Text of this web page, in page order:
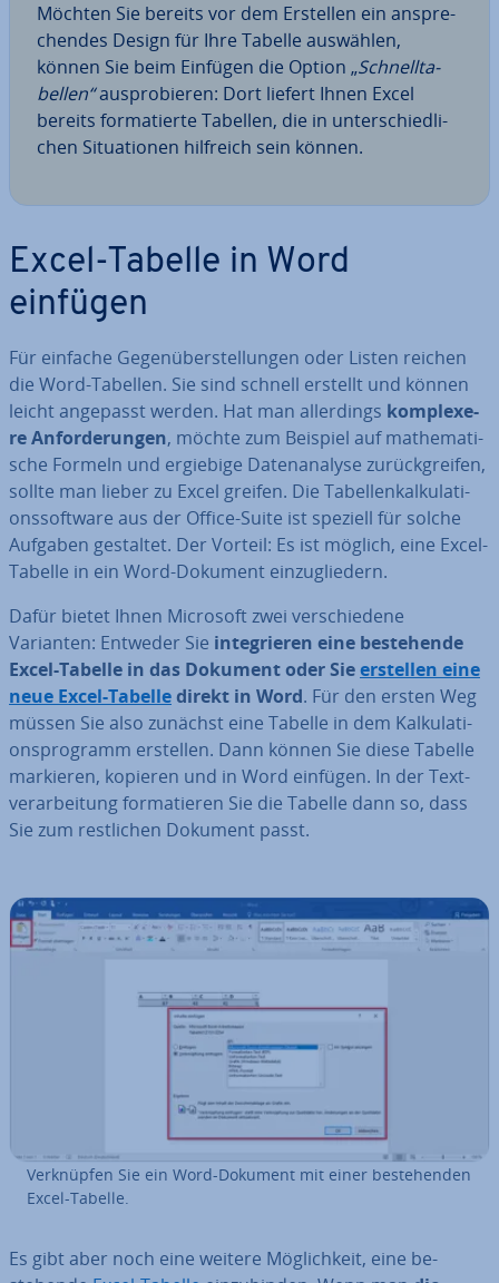
Möchten Sie bereits vor dem Erstellen ein an­spre­
chen­des Design für Ihre Tabelle auswählen,
können Sie beim Einfügen die Option „Schnell­ta­
bel­len“aus­pro­bie­ren: Dort liefert Ihnen Excel
bereits for­ma­tier­te Tabellen, die in un­ter­schied­li­
chen Si­tua­tio­nen hilfreich sein können.
Excel-Tabelle in Word
einfügen
Für einfache Ge­gen­über­stel­lun­gen oder Listen reichen
die Word-Tabellen. Sie sind schnell erstellt und können
leicht angepasst werden. Hat man al­ler­dings kom­ple­xe­
re An­for­de­run­gen, möchte zum Beispiel auf ma­the­ma­ti­
sche Formeln und ergiebige Da­ten­ana­ly­se zu­rück­grei­fen,
sollte man lieber zu Excel greifen. Die Ta­bel­len­kal­ku­la­ti­
ons­soft­ware aus der Office-Suite ist speziell für solche
Aufgaben gestaltet. Der Vorteil: Es ist möglich, eine Excel-
Tabelle in ein Word-Dokument ein­zu­glie­dern.
Dafür bietet Ihnen Microsoft zwei ver­schie­de­ne
Varianten: Entweder Sie in­te­grie­ren eine be­stehen­de
Excel-Tabelle in das Dokument oder Sieerstellen eine
neue Excel-Tabelledirekt in Word. Für den ersten Weg
müssen Sie also zunächst eine Tabelle in dem Kal­ku­la­ti­
ons­pro­gramm erstellen. Dann können Sie diese Tabelle
markieren, kopieren und in Word einfügen. In der Text­
ver­ar­bei­tung for­ma­tie­ren Sie die Tabelle dann so, dass
Sie zum rest­li­chen Dokument passt.
Ver­knüp­fen Sie ein Word-Dokument mit einer be­stehen­den
Excel-Tabelle.
Es gibt aber noch eine weitere Mög­lich­keit, eine be­